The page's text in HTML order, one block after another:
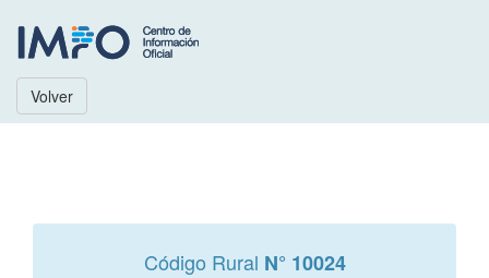
Volver
Código Rural N° 10024